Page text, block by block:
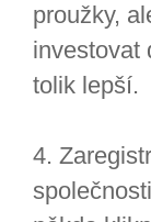
proužky,
investovat
tolik lepší.
4.